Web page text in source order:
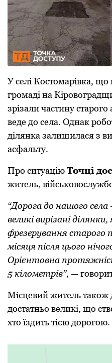
У селі Костомарівка, що
громаді на
зрізали частину
веде до села. Однак
ділянка залишилася з
асфальту.
Про ситуаціюТочці
житель,
“Дорога до нашого
великі вирізані
фрезерування
місяця після цього
Орієнтовна
5 кілометрів”, —
Місцевий житель також
достатньо великі, що
хто їздить тією дорогою.